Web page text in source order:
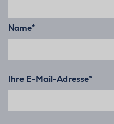
Name*
Ihre E-Mail-Adresse*